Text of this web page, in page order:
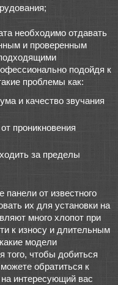
необходимо отдавать
и проверенным
подойдя к
проблемы как:
и качество звучания
проникновения
за пределы
панели от известного
их для установки на
много хлопот при
к износу и длительным
модели
того, чтобы добиться
обратиться к
интересующий вас